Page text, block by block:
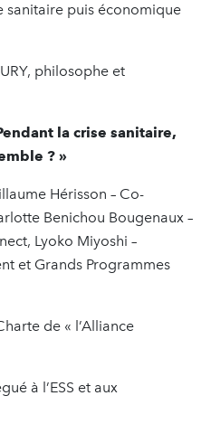
sanitaire puis économique
philosophe et
la crise sanitaire,
? »
Hérisson – Co-
Benichou Bougenaux –
Lyoko Miyoshi –
et Grands Programmes
de « l’Alliance
à l’ESS et aux